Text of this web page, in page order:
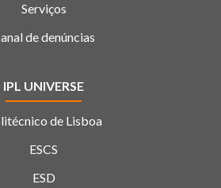
Serviços
de denúncias
IPL UNIVERSE
de Lisboa
ESCS
ESD